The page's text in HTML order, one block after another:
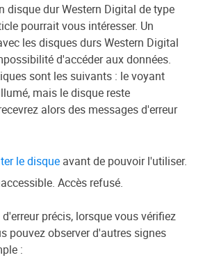
disque dur Western Digital de type
pourrait vous intéresser. Un
les disques durs Western Digital
d'accéder aux données.
sont les suivants : le voyant
mais le disque reste
alors des messages d'erreur
le disque avant de pouvoir l'utiliser.
Accès refusé.
précis, lorsque vous vérifiez
pouvez observer d'autres signes
: